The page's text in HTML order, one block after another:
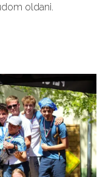
oldani.